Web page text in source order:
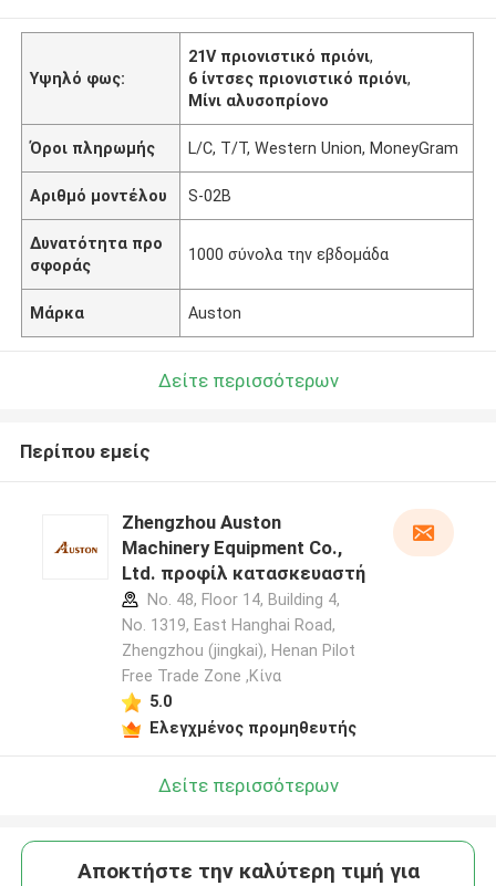
Υψηλό φως:
21V πριονιστικό πριόνι,
6 ίντσες πριονιστικό πριόνι,
Μίνι αλυσοπρίονο
Όροι πληρωμής L/C, T/T, Western Union, MoneyGram
Αριθμό μοντέλου S-02B
Δυνατότητα προ
σφοράς
1000 σύνολα την εβδομάδα
Μάρκα Auston
Δείτε περισσότερων
Περίπου εμείς
Zhengzhou Auston
Machinery Equipment Co.,
Ltd. προφίλ κατασκευαστή
No. 48, Floor 14, Building 4,
No. 1319, East Hanghai Road,
Zhengzhou (jingkai), Henan Pilot
Free Trade Zone ,Κίνα
5.0
Ελεγχμένος προμηθευτής
Δείτε περισσότερων
Αποκτήστε την καλύτερη τιμή για